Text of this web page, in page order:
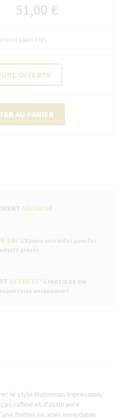
51,00 €
GRATUITE)
OFFERTE
AU PANIER
SÉCURISÉ
24H 2/3 jours ouvrables pour les
gravés
OFFERTS* À PARTIR DE 99€
uniquement
le stylo Waterman Impression,
raffiné et d’assurance
finition en acier inoxydable